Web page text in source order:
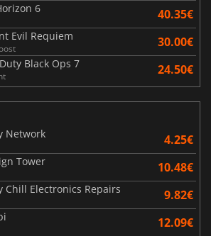
6 40.35€
Evil Requiem 30.00€
Black Ops 7 24.50€
Network
4.25€
Tower 10.48€
Chill Electronics Repairs 9.82€
12.09€